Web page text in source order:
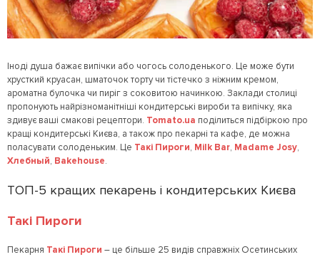
Іноді душа бажає випічки або чогось солоденького. Це може бути
хрусткий круасан, шматочок торту чи тістечко з ніжним кремом,
ароматна булочка чи пиріг з соковитою начинкою. Заклади столиці
пропонують найрізноманітніші кондитерські вироби та випічку, яка
здивує ваші смакові рецептори. Tomato.ua поділиться підбіркою про
кращі кондитерські Києва, а також про пекарні та кафе, де можна
поласувати солоденьким. Це Такі Пироги, Milk Bar, Madame Josy,
Хлебный, Bakehouse.
ТОП-5 кращих пекарень і кондитерських Києва
Такі Пироги
Пекарня Такі Пироги – це більше 25 видів справжніх Осетинських